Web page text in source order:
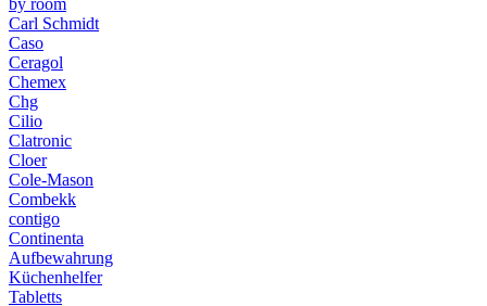
by room
Carl Schmidt
Caso
Ceragol
Chemex
Chg
Cilio
Clatronic
Cloer
Cole-Mason
Combekk
contigo
Continenta
Aufbewahrung
Küchenhelfer
Tabletts